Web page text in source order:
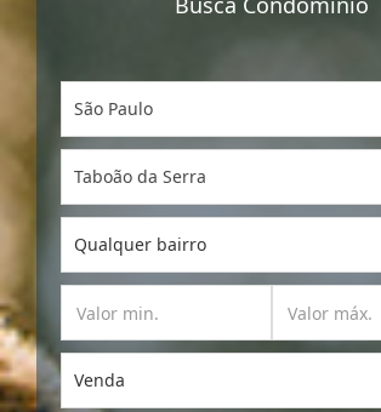
São Paulo
Taboão da Serra
Qualquer bairro
Venda